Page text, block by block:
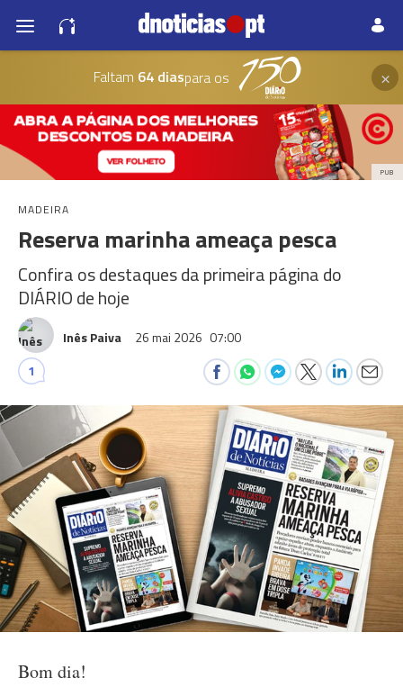
Faltam 64 diaspara os ×
PUB
MADEIRA
Reserva marinha ameaça pesca
Confira os destaques da primeira página do
DIÁRIO de hoje
Inês Paiva 26 mai 2026 07:00
1
Bom dia!